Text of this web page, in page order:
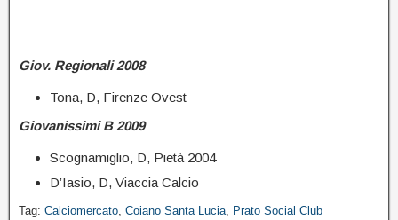
Giov. Regionali 2008
Tona, D, Firenze Ovest
Giovanissimi B 2009
Scognamiglio, D, Pietà 2004
D’Iasio, D, Viaccia Calcio
Tag: Calciomercato Coiano Santa Lucia Prato Social Club